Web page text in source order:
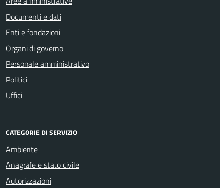
Documenti e dati
Enti e fondazioni
Organi di governo
Personale amministrativo
Politici
Uffici
CATEGORIE DI SERVIZIO
Ambiente
Anagrafe e stato civile
Autorizzazioni